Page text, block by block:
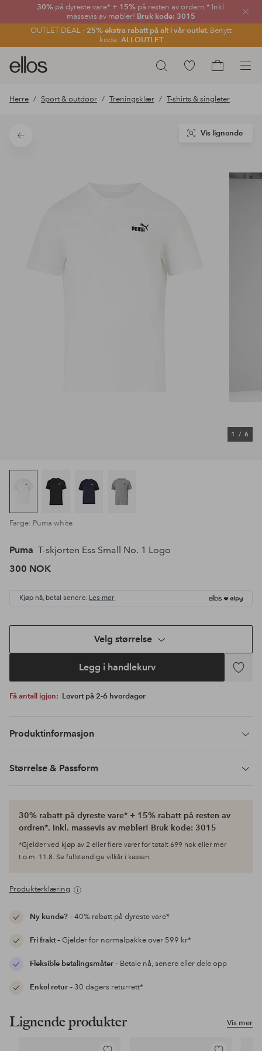
30% på dyreste vare* + 15%på resten av ordern.* Inkl.
massevis av møbler! Bruk kode: 3015
OUTLET DEAL - 25% ekstra rabatt på alt i vår outlet. Benytt
kode: ALLOUTLET
Lukk
Søk
Ellos
logo
gå
forsiden
Gå
favorittmerkede
produkter
til
Herre Sport & outdoor Treningsklær T-shirts & singleter
Tilbake
1 / 6
Vis lignende
Farge: Puma white
Puma T-skjorten Ess Small No. 1 Logo
300 NOK
Kjøp nå, betal senere. Les mer
Velg størrelse
Legg i handlekurv
Legg
Få antall igjen: Levert på 2-6 hverdager
Produktinformasjon
Størrelse & Passform
30% rabatt på dyreste vare* + 15% rabatt på resten av
ordren*. Inkl. massevis av møbler! Bruk kode: 3015
*Gjelder ved kjøp av 2 eller flere varer for totalt 699 nok eller mer
t.o.m. 11.8. Se fullstendige vilkår i kassen.
Produkterklæring
Ny kunde?– 40% rabatt på dyreste vare*
Fri frakt– Gjelder for normalpakke over 599 kr*
Fleksible betalingsmåter– Betale nå, senere eller dele opp
Enkel retur– 30 dagers returrett*
Vis mer
Lignende produkter